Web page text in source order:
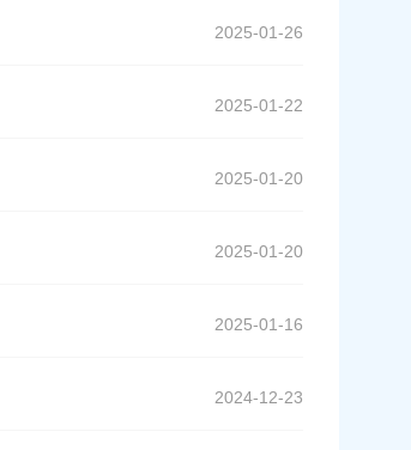
2025-01-26
2025-01-22
2025-01-20
2025-01-20
2025-01-16
2024-12-23